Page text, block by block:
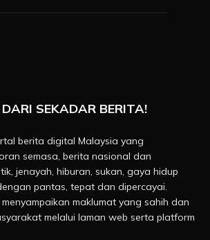
DARI SEKADAR BERITA!
berita digital Malaysia yang
semasa, berita nasional dan
jenayah, hiburan, sukan, gaya hidup
pantas, tepat dan dipercayai.
menyampaikan maklumat yang sahih dan
melalui laman web serta platform